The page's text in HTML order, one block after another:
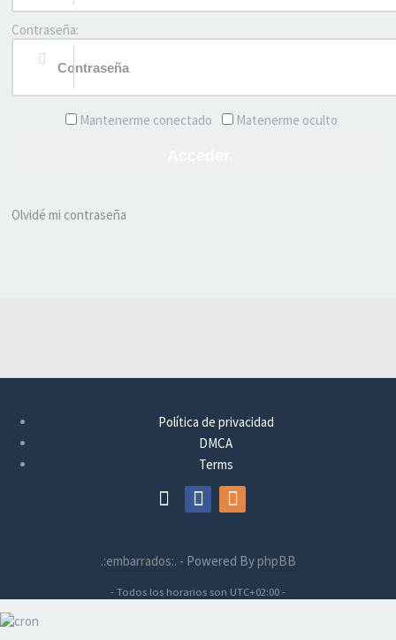
Contraseña:
Mantenerme conectado Matenerme oculto
Olvidé mi contraseña
Política de privacidad
DMCA
Terms
.:embarrados:. - Powered ByphpBB
- Todos los horarios son UTC+02:00 -